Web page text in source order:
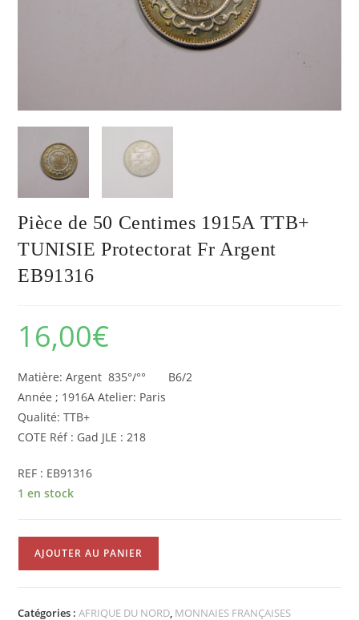
Pièce de 50 Centimes 1915A TTB+
TUNISIE Protectorat Fr Argent
EB91316
16,00€
Matière: Argent 835°/°° B6/2
Année ; 1916A Atelier: Paris
Qualité: TTB+
COTE Réf : Gad JLE : 218
REF : EB91316
1 en stock
AJOUTER AU PANIER
Catégories :AFRIQUE DU NORD, MONNAIES FRANÇAISES